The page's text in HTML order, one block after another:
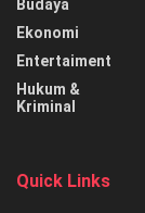
Budaya
Ekonomi
Entertaiment
Hukum &
Kriminal
Quick Links